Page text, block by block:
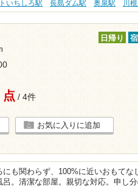
いちしろ駅 長島ダム駅 奥泉駅 川
日帰り
点 / 4件
お気に入りに追加
も関わらず、100%に近いおもてな
。清潔な部屋。親切な対応。申し